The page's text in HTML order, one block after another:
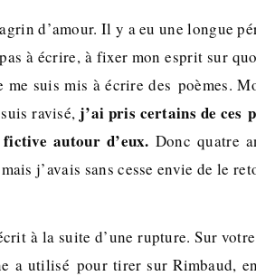
d’amour. Il y a eu une longue
à écrire, à fixer mon esprit sur
me suis mis à écrire des poèmes.
ravisé, j’ai pris certains de ces
autour d’eux. Donc quatre
j’avais sans cesse envie de le
à la suite d’une rupture. Sur
a utilisé pour tirer sur Rimbaud,